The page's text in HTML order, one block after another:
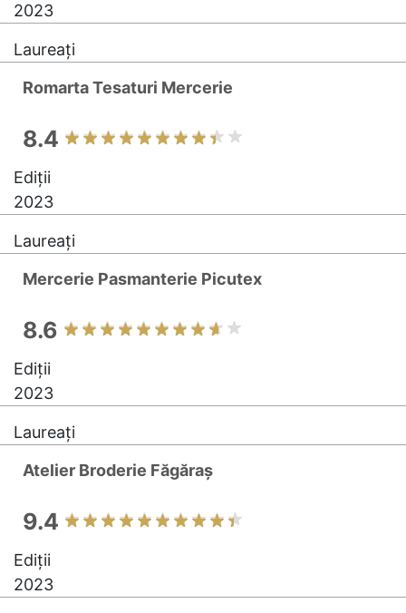
2023
Laureați
Romarta Tesaturi Mercerie
8.4
Ediții
2023
Laureați
Mercerie Pasmanterie Picutex
8.6
Ediții
2023
Laureați
Atelier Broderie Făgăraș
9.4
Ediții
2023